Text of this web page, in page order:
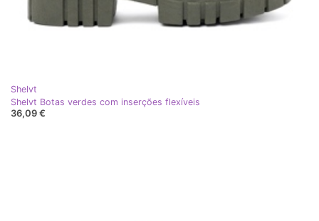
Shelvt
Shelvt Botas verdes com inserções flexíveis
36,09 €